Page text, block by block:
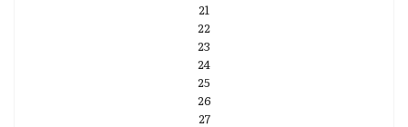
21
22
23
24
25
26
27